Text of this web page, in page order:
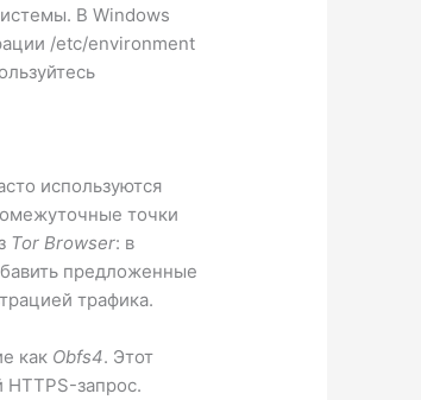
В Windows
/etc/environment
используются
точки
Tor Browser: в
предложенные
трафика.
как Obfs4. Этот
запрос.